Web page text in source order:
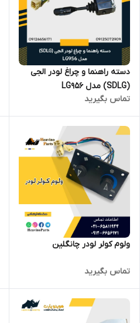
دسته راهنما و چراغ لودر الجی
(SDLG) مدل LG956
تماس بگیرید
ولوم کولر لودر چانگلین
تماس بگیرید